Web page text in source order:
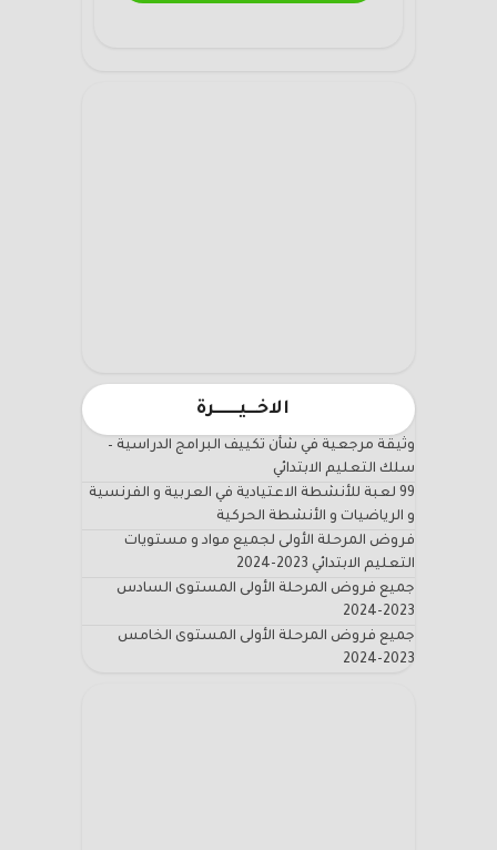
الاخـــيـــــــرة
وثيقة مرجعية في شأن تكييف البرامج الدراسية –
سلك التعليم الابتدائي
99 لعبة للأنشطة الاعتيادية في العربية و الفرنسية
و الرياضيات و الأنشطة الحركية
فروض المرحلة الأولى لجميع مواد و مستويات
التعليم الابتدائي 2023-2024
جميع فروض المرحلة الأولى المستوى السادس
2023-2024
جميع فروض المرحلة الأولى المستوى الخامس
2023-2024